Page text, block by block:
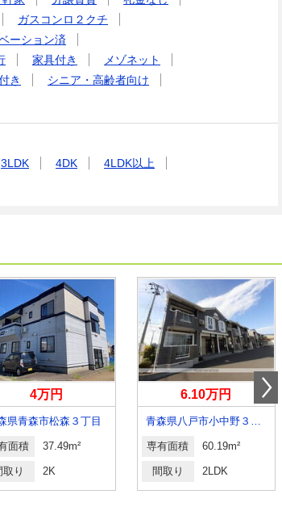
ガスコンロ２クチ
ーション済
家具付き
メゾネット
き
シニア・高齢者向け
3LDK 4DK
4LDK以上
4万円
県青森市松森３丁目
面積 37.49m²
取り 2K
6.10万円
青森県八戸市小中野３丁目
専有面積 60.19m²
間取り 2LDK